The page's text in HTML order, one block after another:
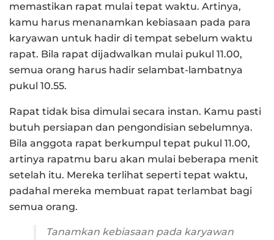
memastikan rapat mulai tepat waktu. Artinya,
kamu harus menanamkan kebiasaan pada para
karyawan untuk hadir di tempat sebelum waktu
rapat. Bila rapat dijadwalkan mulai pukul 11.00,
semua orang harus hadir selambat-lambatnya
pukul 10.55.
Rapat tidak bisa dimulai secara instan. Kamu pasti
butuh persiapan dan pengondisian sebelumnya.
Bila anggota rapat berkumpul tepat pukul 11.00,
artinya rapatmu baru akan mulai beberapa menit
setelah itu. Mereka terlihat seperti tepat waktu,
padahal mereka membuat rapat terlambat bagi
semua orang.
Tanamkan kebiasaan pada karyawan